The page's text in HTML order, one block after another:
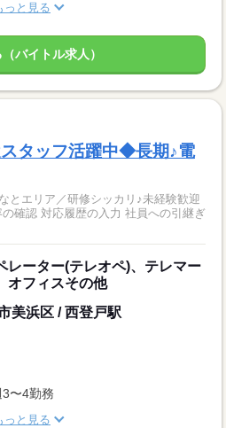
っと見る
バイトル求人）
スタッフ活躍中◆長期♪電
とエリア／研修シッカリ♪未経験歓迎
確認 対応履歴の入力 社員への引継ぎ
レーター(テレオペ)、テレマー
オフィスその他
美浜区 / 西登戸駅
〜4勤務
っと見る